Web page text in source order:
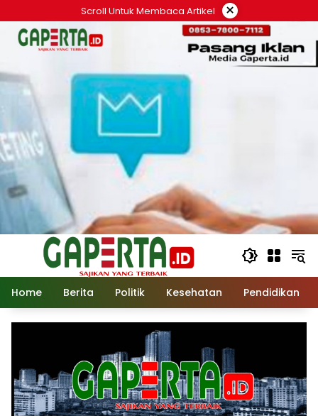
ke
konten
Scroll Untuk Membaca Artikel ×
Home Berita Politik Kesehatan Pendidikan